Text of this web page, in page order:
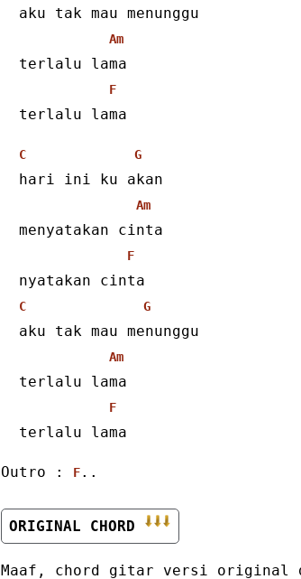
aku tak mau menunggu
Am
terlalu lama
F
terlalu lama
C G
hari ini ku akan
Am
menyatakan cinta
F
nyatakan cinta
C G
aku tak mau menunggu
Am
terlalu lama
F
terlalu lama
Outro : F..
ORIGINAL CHORD
Maaf, chord gitar versi original